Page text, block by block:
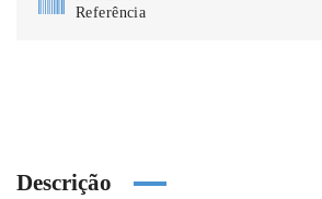
Referência
Descrição